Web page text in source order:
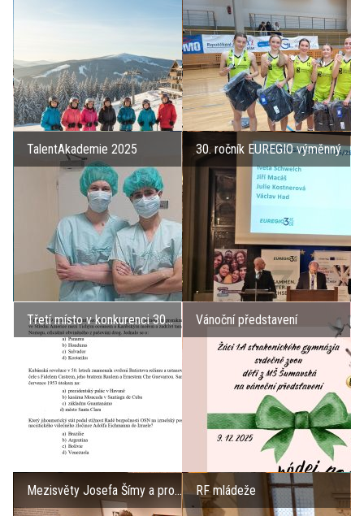
TalentAkademie 2025 30. ročník EUREGIO výměnný ...
Třetí místo v konkurenci 30... Vánoční představení
Mezisvěty Josefa Šímy a pro... RF mládeže